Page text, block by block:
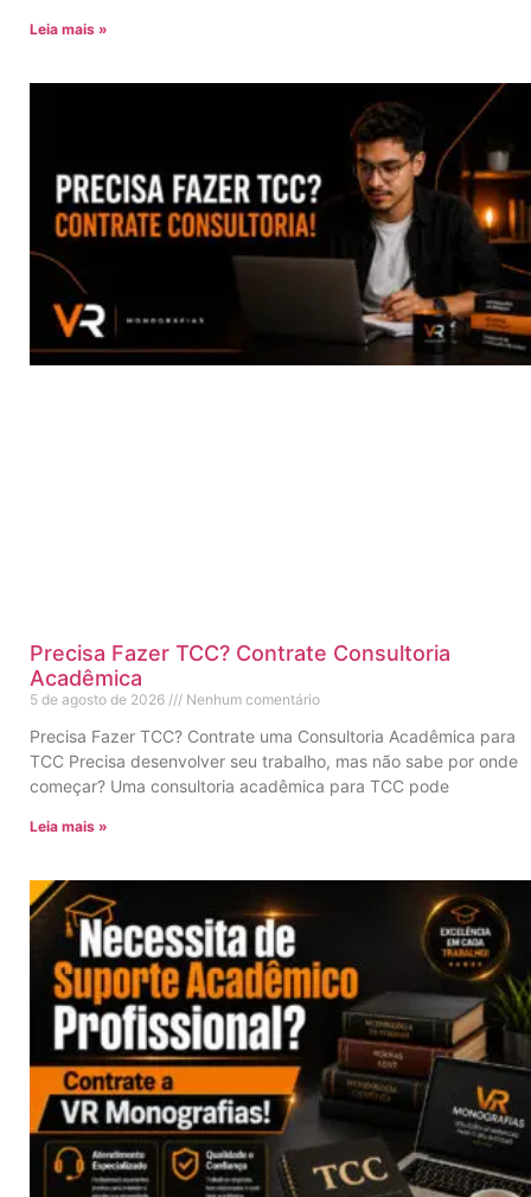
Leia mais »
Precisa Fazer TCC? Contrate Consultoria
Acadêmica
5 de agosto de 2026 Nenhum comentário
Precisa Fazer TCC? Contrate uma Consultoria Acadêmica para
TCC Precisa desenvolver seu trabalho, mas não sabe por onde
começar? Uma consultoria acadêmica para TCC pode
Leia mais »